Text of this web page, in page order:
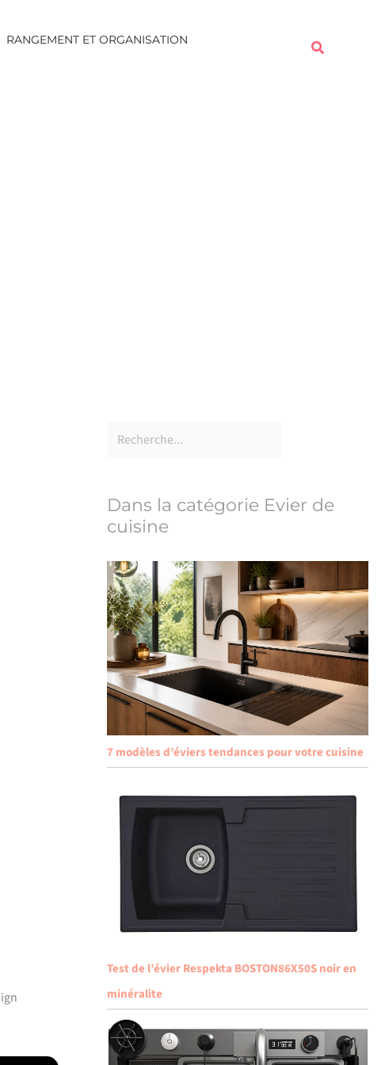
RANGEMENT ET ORGANISATION
Rechercher
Dans la catégorie Evier de
cuisine
7 modèles d’éviers tendances pour votre cuisine
Test de l’évier Respekta BOSTON86X50S noir en
minéralite